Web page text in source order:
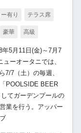
有り テラス席
豪華 高級
年5月11日(金)～7月7
ューオータニでは、
7/7（土）の毎週、
POOLSIDE BEER
てガーデンプールの
業を行う。アッパー